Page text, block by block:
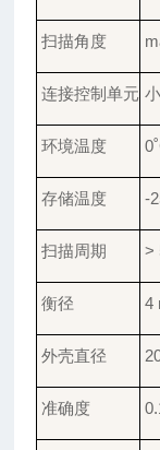
扫描角度
连接控制单元
环境温度 0˚
存储温度 -
扫描周期 >
衡径 4
外壳直径
准确度